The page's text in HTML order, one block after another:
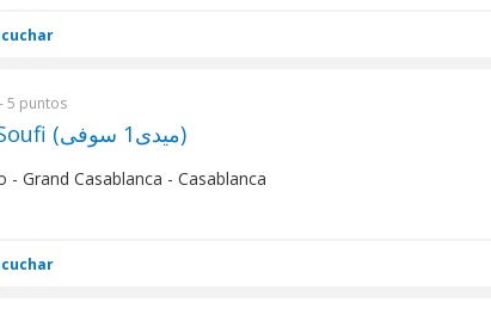
- 5 puntos
Medi 1 Soufi (ميدى1 سوفى)
- Grand Casablanca - Casablanca